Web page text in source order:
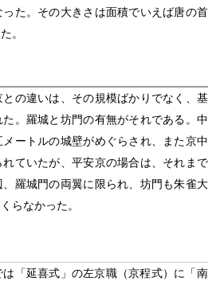
た。その大きさは面積でいえば唐の首
。
の違いは、その規模ばかりでなく、基
。羅城と坊門の有無がそれである。中
ートルの城壁がめぐらされ、また京中
ていたが、平安京の場合は、それまで
羅城門の両翼に限られ、坊門も朱雀大
らなかった。
「延喜式」の左京職 （京程式） に「南